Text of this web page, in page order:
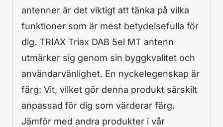
antenner är det viktigt att tänka på vilka
funktioner som är mest betydelsefulla för
dig. TRIAX Triax DAB 5el MT antenn
utmärker sig genom sin byggkvalitet och
användarvänlighet. En nyckelegenskap är
färg: Vit, vilket gör denna produkt särskilt
anpassad för dig som värderar färg.
Jämför med andra produkter i vår